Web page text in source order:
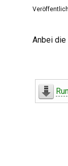
Anbei die